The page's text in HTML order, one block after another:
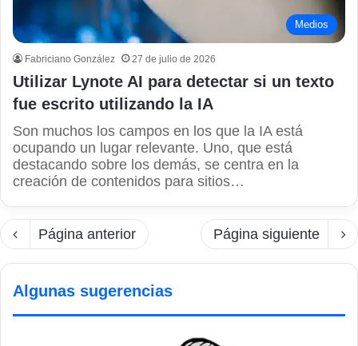
Medios
Fabriciano González 27 de julio de 2026
Utilizar Lynote AI para detectar si un texto
fue escrito utilizando la IA
Son muchos los campos en los que la IA está
ocupando un lugar relevante. Uno, que está
destacando sobre los demás, se centra en la
creación de contenidos para sitios…
Página anterior Página siguiente
Algunas sugerencias